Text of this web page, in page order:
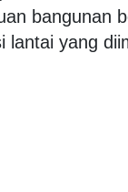
bangunan
lantai yang